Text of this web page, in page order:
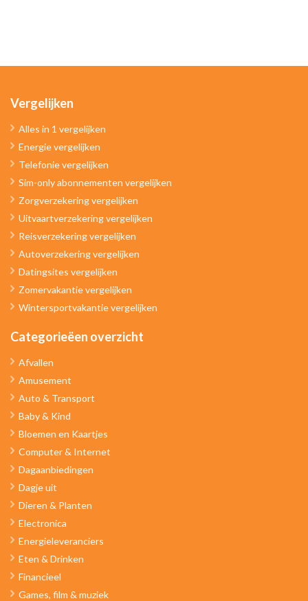
Vergelijken
Alles in 1 vergelijken
Energie vergelijken
Telefonie vergelijken
Sim-only abonnementen vergelijken
Zorgverzekering vergelijken
Uitvaartverzekering vergelijken
Reisverzekering vergelijken
Autoverzekering vergelijken
Datingsites vergelijken
Zomervakantie vergelijken
Wintersportvakantie vergelijken
Categorieëen overzicht
Afvallen
Amusement
Auto & Transport
Baby & Kind
Bloemen en Kaartjes
Computer & Internet
Dagaanbiedingen
Dagje uit
Dieren & Planten
Electronica
Energieleveranciers
Eten & Drinken
Financieel
Games, film & muziek